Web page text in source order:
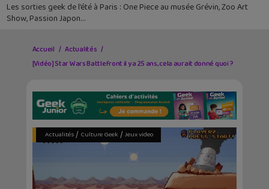
Les sorties geek de l’été à Paris : One Piece au musée Grévin, Zoo Art
Show, Passion Japon…
Accueil
Actualités
[Vidéo] Star Wars Battlefront il y a 25 ans, cela aurait donné quoi ?
Actualités/ Culture Geek / Jeux video